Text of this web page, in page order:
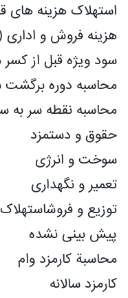
استهلاک هزینه های
هزینه فروش و اداری ( معادل 2%
سود ویژه قبل از کسر
محاسبه دوره برگشت
محاسبه نقطه سر به سر ( در
حقوق و دستمزد
سوخت و انرژی
تعمیر و نگهداری
توزیع و فروشاستهلاک
پیش بینی نشده
محاسبة کارمزد وام
کارمزد سالانه